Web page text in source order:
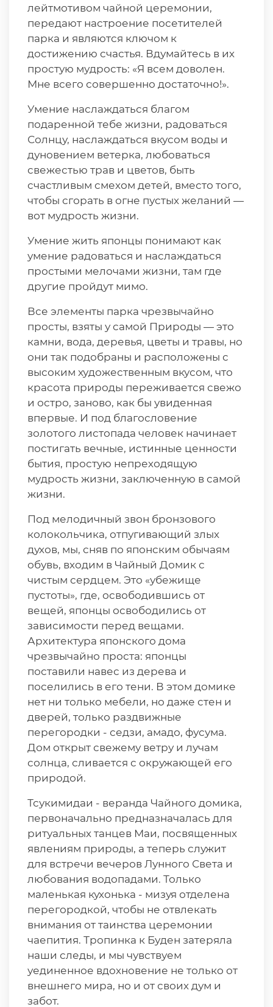
лейтмотивом чайной церемонии,
передают настроение посетителей
парка и являются ключом к
достижению счастья. Вдумайтесь в их
простую мудрость: «Я всем доволен.
Мне всего совершенно достаточно!».
Умение наслаждаться благом
подаренной тебе жизни, радоваться
Солнцу, наслаждаться вкусом воды и
дуновением ветерка, любоваться
свежестью трав и цветов, быть
счастливым смехом детей, вместо того,
чтобы сгорать в огне пустых желаний —
вот мудрость жизни.
Умение жить японцы понимают как
умение радоваться и наслаждаться
простыми мелочами жизни, там где
другие пройдут мимо.
Все элементы парка чрезвычайно
просты, взяты у самой Природы — это
камни, вода, деревья, цветы и травы, но
они так подобраны и расположены с
высоким художественным вкусом, что
красота природы переживается свежо
и остро, заново, как бы увиденная
впервые. И под благословение
золотого листопада человек начинает
постигать вечные, истинные ценности
бытия, простую непреходящую
мудрость жизни, заключенную в самой
жизни.
Под мелодичный звон бронзового
колокольчика, отпугивающий злых
духов, мы, сняв по японским обычаям
обувь, входим в Чайный Домик с
чистым сердцем. Это «убежище
пустоты», где, освободившись от
вещей, японцы освободились от
зависимости перед вещами.
Архитектура японского дома
чрезвычайно проста: японцы
поставили навес из дерева и
поселились в его тени. В этом домике
нет ни только мебели, но даже стен и
дверей, только раздвижные
перегородки - седзи, амадо, фусума.
Дом открыт свежему ветру и лучам
солнца, сливается с окружающей его
природой.
Тсукимидаи - веранда Чайного домика,
первоначально предназначалась для
ритуальных танцев Маи, посвященных
явлениям природы, а теперь служит
для встречи вечеров Лунного Света и
любования водопадами. Только
маленькая кухонька - мизуя отделена
перегородкой, чтобы не отвлекать
внимания от таинства церемонии
чаепития. Тропинка к Буден затеряла
наши следы, и мы чувствуем
уединенное вдохновение не только от
внешнего мира, но и от своих дум и
забот.